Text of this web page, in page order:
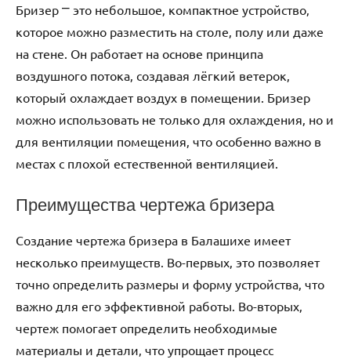
Бризер ⎻ это небольшое‚ компактное устройство‚
которое можно разместить на столе‚ полу или даже
на стене. Он работает на основе принципа
воздушного потока‚ создавая лёгкий ветерок‚
который охлаждает воздух в помещении. Бризер
можно использовать не только для охлаждения‚ но и
для вентиляции помещения‚ что особенно важно в
местах с плохой естественной вентиляцией.
Преимущества чертежа бризера
Создание чертежа бризера в Балашихе имеет
несколько преимуществ. Во-первых‚ это позволяет
точно определить размеры и форму устройства‚ что
важно для его эффективной работы. Во-вторых‚
чертеж помогает определить необходимые
материалы и детали‚ что упрощает процесс